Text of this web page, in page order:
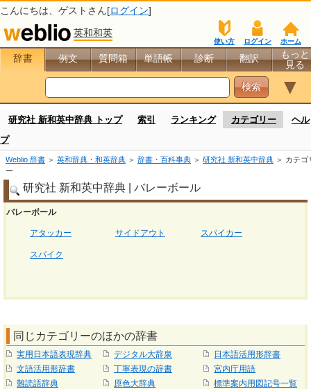
こんにちは、 ゲスト さん[ログイン]
英和和英
ホーム
ログイン
使い方
辞書 例文 質問箱 単語帳 診断 翻訳
もっと
見る
▼
研究社 新和英中辞典 トップ 索引 ランキング カテゴリー
ヘル
プ
Weblio 辞書 ＞ 英和辞典・和英辞典 ＞ 辞書・百科事典 ＞ 研究社 新和英中辞典 ＞ カテゴ
ー
研究社 新和英中辞典 | バレーボール
バレーボール
アタッカー サイドアウト スパイカー
スパイク
同じカテゴリーのほかの辞書
実用日本語表現辞典
文語活用形辞書
難読語辞典
デジタル大辞泉
丁寧表現の辞書
原色大辞典
日本語活用形辞書
宮内庁用語
標準案内用図記号一覧